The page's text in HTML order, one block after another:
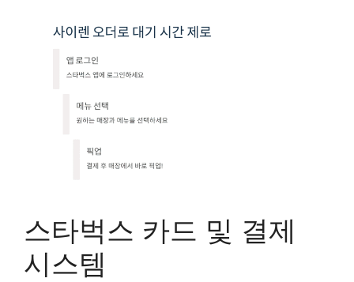
스타벅스 카드 및 결제
시스템